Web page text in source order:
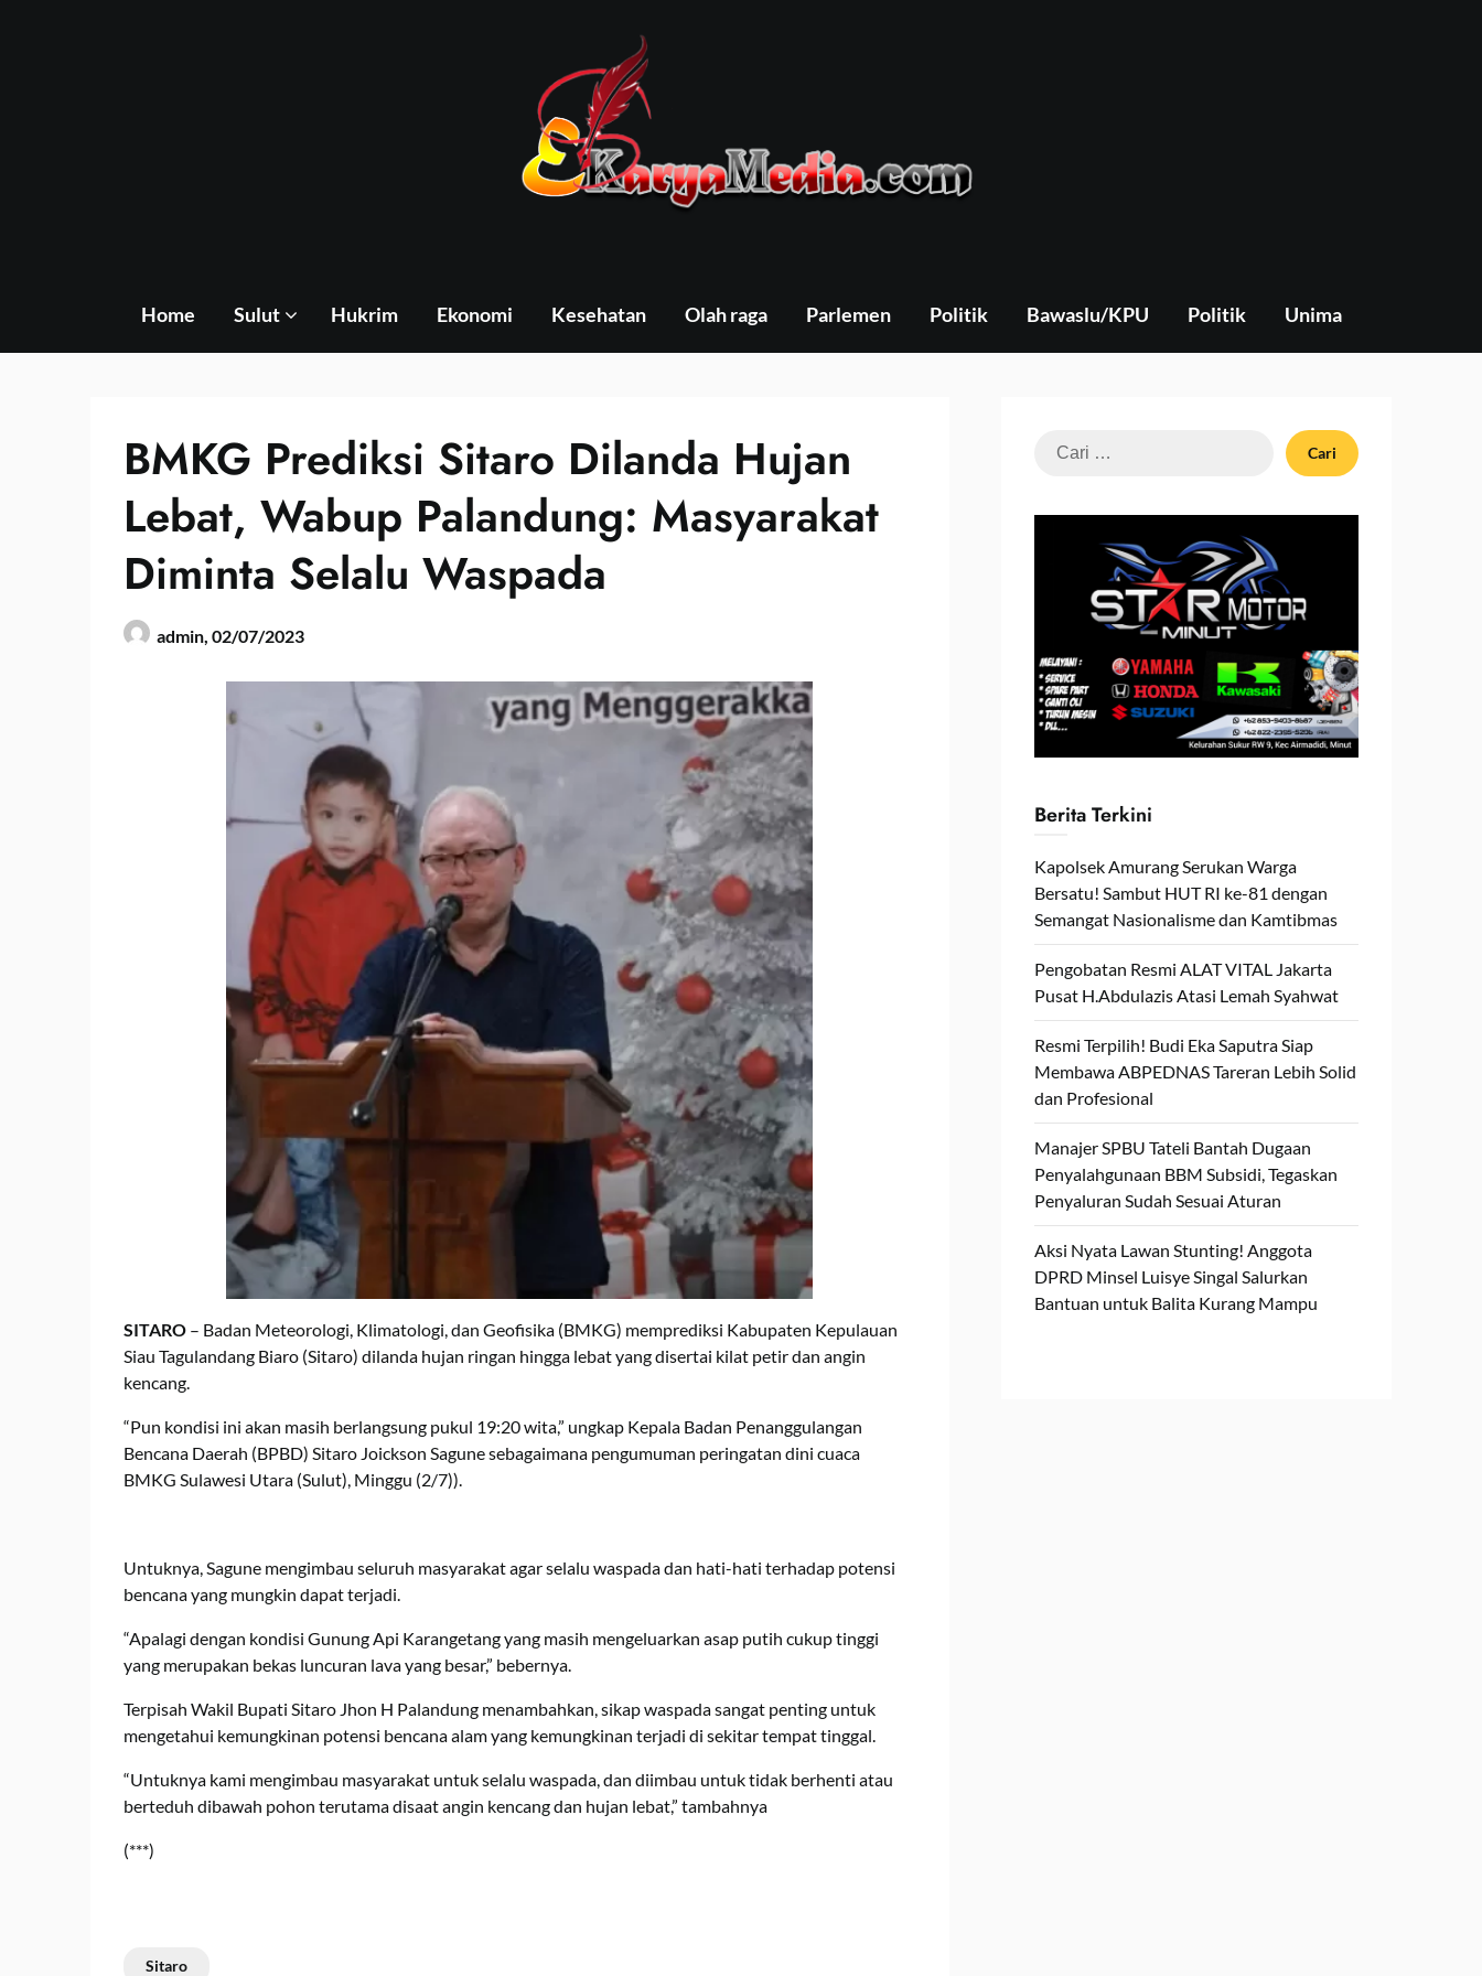
Home Sulut Hukrim Ekonomi Kesehatan Olah raga Parlemen Politik Bawaslu/KPU Politik Unima
BMKG Prediksi Sitaro Dilanda Hujan
Lebat, Wabup Palandung: Masyarakat
Diminta Selalu Waspada
admin, 02/07/2023
SITARO – Badan Meteorologi, Klimatologi, dan Geofisika (BMKG) memprediksi Kabupaten Kepulauan
Siau Tagulandang Biaro (Sitaro) dilanda hujan ringan hingga lebat yang disertai kilat petir dan angin
kencang.
“Pun kondisi ini akan masih berlangsung pukul 19:20 wita,” ungkap Kepala Badan Penanggulangan
Bencana Daerah (BPBD) Sitaro Joickson Sagune sebagaimana pengumuman peringatan dini cuaca
BMKG Sulawesi Utara (Sulut), Minggu (2/7)).
Untuknya, Sagune mengimbau seluruh masyarakat agar selalu waspada dan hati-hati terhadap potensi
bencana yang mungkin dapat terjadi.
“Apalagi dengan kondisi Gunung Api Karangetang yang masih mengeluarkan asap putih cukup tinggi
yang merupakan bekas luncuran lava yang besar,” bebernya.
Terpisah Wakil Bupati Sitaro Jhon H Palandung menambahkan, sikap waspada sangat penting untuk
mengetahui kemungkinan potensi bencana alam yang kemungkinan terjadi di sekitar tempat tinggal.
“Untuknya kami mengimbau masyarakat untuk selalu waspada, dan diimbau untuk tidak berhenti atau
berteduh dibawah pohon terutama disaat angin kencang dan hujan lebat,” tambahnya
(***)
Sitaro
Cari
Berita Terkini
Kapolsek Amurang Serukan Warga
Bersatu! Sambut HUT RI ke-81 dengan
Semangat Nasionalisme dan Kamtibmas
Pengobatan Resmi ALAT VITAL Jakarta
Pusat H.Abdulazis Atasi Lemah Syahwat
Resmi Terpilih! Budi Eka Saputra Siap
Membawa ABPEDNAS Tareran Lebih Solid
dan Profesional
Manajer SPBU Tateli Bantah Dugaan
Penyalahgunaan BBM Subsidi, Tegaskan
Penyaluran Sudah Sesuai Aturan
Aksi Nyata Lawan Stunting! Anggota
DPRD Minsel Luisye Singal Salurkan
Bantuan untuk Balita Kurang Mampu